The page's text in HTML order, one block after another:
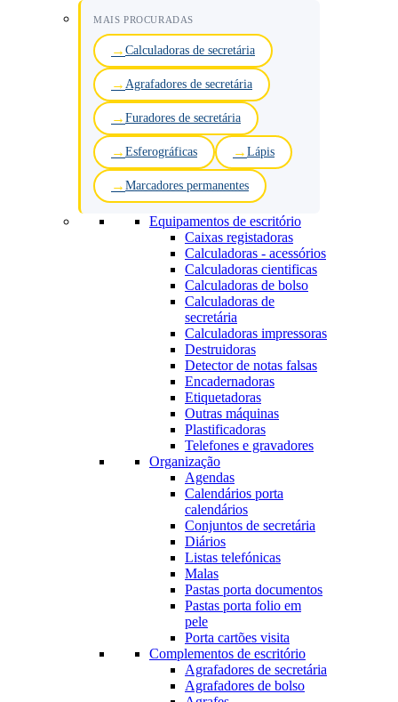
MAIS PROCURADAS
Calculadoras de secretária
Agrafadores de secretária
Furadores de secretária
Esferográficas Lápis
Marcadores permanentes
Equipamentos de escritório
Caixas registadoras
Calculadoras - acessórios
Calculadoras cientificas
Calculadoras de bolso
Calculadoras de
secretária
Calculadoras impressoras
Destruidoras
Detector de notas falsas
Encadernadoras
Etiquetadoras
Outras máquinas
Plastificadoras
Telefones e gravadores
Organização
Agendas
Calendários porta
calendários
Conjuntos de secretária
Diários
Listas telefónicas
Malas
Pastas porta documentos
Pastas porta folio em
pele
Porta cartões visita
Complementos de escritório
Agrafadores de secretária
Agrafadores de bolso